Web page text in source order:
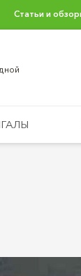
Статьи и